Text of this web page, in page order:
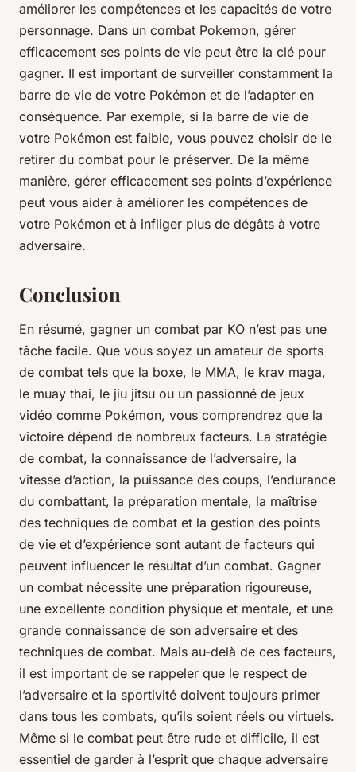
améliorer les compétences et les capacités de votre
personnage. Dans un combat Pokemon, gérer
efficacement ses points de vie peut être la clé pour
gagner. Il est important de surveiller constamment la
barre de vie de votre Pokémon et de l’adapter en
conséquence. Par exemple, si la barre de vie de
votre Pokémon est faible, vous pouvez choisir de le
retirer du combat pour le préserver. De la même
manière, gérer efficacement ses points d’expérience
peut vous aider à améliorer les compétences de
votre Pokémon et à infliger plus de dégâts à votre
adversaire.
Conclusion
En résumé, gagner un combat par KO n’est pas une
tâche facile. Que vous soyez un amateur de sports
de combat tels que la boxe, le MMA, le krav maga,
le muay thai, le jiu jitsu ou un passionné de jeux
vidéo comme Pokémon, vous comprendrez que la
victoire dépend de nombreux facteurs. La stratégie
de combat, la connaissance de l’adversaire, la
vitesse d’action, la puissance des coups, l’endurance
du combattant, la préparation mentale, la maîtrise
des techniques de combat et la gestion des points
de vie et d’expérience sont autant de facteurs qui
peuvent influencer le résultat d’un combat. Gagner
un combat nécessite une préparation rigoureuse,
une excellente condition physique et mentale, et une
grande connaissance de son adversaire et des
techniques de combat. Mais au-delà de ces facteurs,
il est important de se rappeler que le respect de
l’adversaire et la sportivité doivent toujours primer
dans tous les combats, qu’ils soient réels ou virtuels.
Même si le combat peut être rude et difficile, il est
essentiel de garder à l’esprit que chaque adversaire